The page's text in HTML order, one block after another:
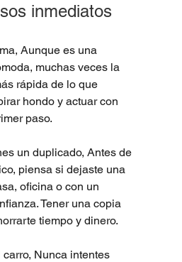
inmediatos
Aunque es una
muchas veces la
rápida de lo que
hondo y actuar con
paso.
un duplicado, Antes de
piensa si dejaste una
oficina o con un
Tener una copia
tiempo y dinero.
carro, Nunca intentes